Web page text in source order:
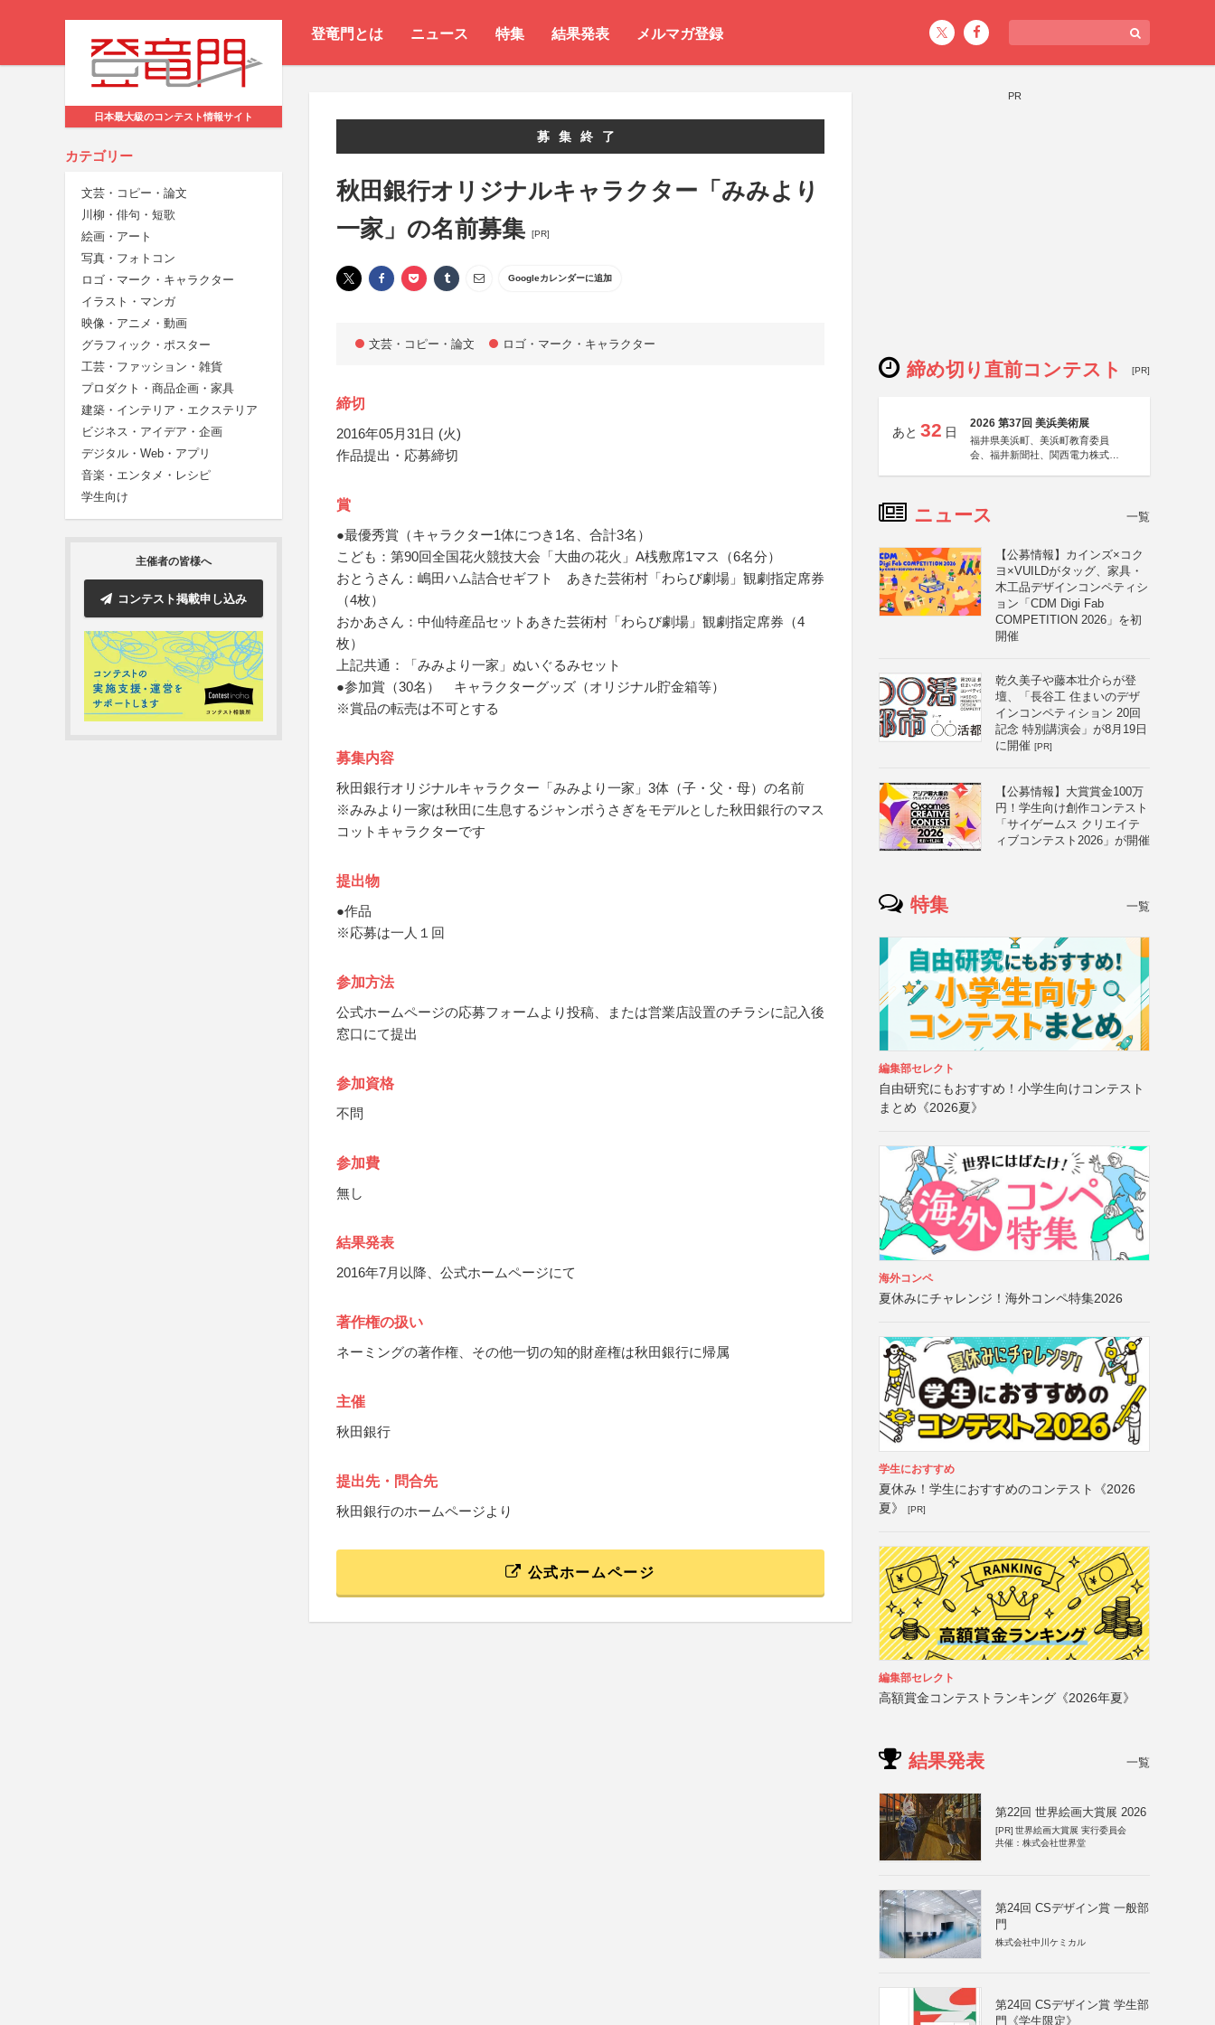
登竜門とは ニュース 特集 結果発表 メルマガ登録
日本最大級のコンテスト情報サイト
カテゴリー
文芸・コピー・論文
川柳・俳句・短歌
絵画・アート
写真・フォトコン
ロゴ・マーク・キャラクター
イラスト・マンガ
映像・アニメ・動画
グラフィック・ポスター
工芸・ファッション・雑貨
プロダクト・商品企画・家具
建築・インテリア・エクステリア
ビジネス・アイデア・企画
デジタル・Web・アプリ
音楽・エンタメ・レシピ
学生向け
主催者の皆様へ
コンテスト掲載申し込み
募集終了
秋田銀行オリジナルキャラクター「みみより
一家」の名前募集
[PR]
Googleカレンダーに追加
文芸・コピー・論文 ロゴ・マーク・キャラクター
締切
2016年05月31日 (火)
作品提出・応募締切
賞
●最優秀賞（キャラクター1体につき1名、合計3名）
こども：第90回全国花火競技大会「大曲の花火」A桟敷席1マス（6名分）
おとうさん：嶋田ハム詰合せギフト あきた芸術村「わらび劇場」観劇指定席券
（4枚）
おかあさん：中仙特産品セットあきた芸術村「わらび劇場」観劇指定席券（4
枚）
上記共通：「みみより一家」ぬいぐるみセット
●参加賞（30名） キャラクターグッズ（オリジナル貯金箱等）
※賞品の転売は不可とする
募集内容
秋田銀行オリジナルキャラクター「みみより一家」3体（子・父・母）の名前
※みみより一家は秋田に生息するジャンボうさぎをモデルとした秋田銀行のマス
コットキャラクターです
提出物
●作品
※応募は一人１回
参加方法
公式ホームページの応募フォームより投稿、または営業店設置のチラシに記入後
窓口にて提出
参加資格
不問
参加費
無し
結果発表
2016年7月以降、公式ホームページにて
著作権の扱い
ネーミングの著作権、その他一切の知的財産権は秋田銀行に帰属
主催
秋田銀行
提出先・問合先
秋田銀行のホームページより
公式ホームページ
PR
締め切り直前コンテスト [PR]
あと 32 日
2026 第37回 美浜美術展
福井県美浜町、美浜町教育委員
会、福井新聞社、関西電力株式会
ニュース 一覧
【公募情報】カインズ×コク
ヨ×VUILDがタッグ、家具・
木工品デザインコンペティシ
ョン「CDM Digi Fab
COMPETITION 2026」を初
開催
乾久美子や藤本壮介らが登
壇、「長谷工 住まいのデザ
インコンペティション 20回
記念 特別講演会」が8月19日
に開催 [PR]
【公募情報】大賞賞金100万
円！学生向け創作コンテスト
「サイゲームス クリエイテ
ィブコンテスト2026」が開催
特集 一覧
編集部セレクト
自由研究にもおすすめ！小学生向けコンテスト
まとめ《2026夏》
海外コンペ
夏休みにチャレンジ！海外コンペ特集2026
学生におすすめ
夏休み！学生におすすめのコンテスト《2026
夏》
[PR]
編集部セレクト
高額賞金コンテストランキング《2026年夏》
結果発表 一覧
第22回 世界絵画大賞展 2026
[PR] 世界絵画大賞展 実行委員会
共催：株式会社世界堂
第24回 CSデザイン賞 一般部
門
株式会社中川ケミカル
第24回 CSデザイン賞 学生部
門《学生限定》